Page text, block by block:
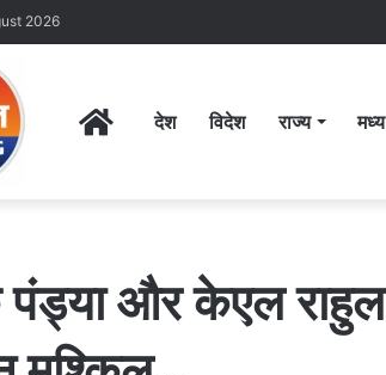
2026
Homeदेश विदेश राज्य
पंड्या और केएल